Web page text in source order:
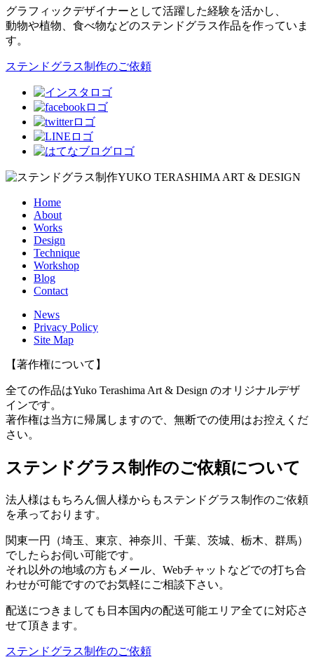
グラフィックデザイナーとして活躍した経験を活かし、
動物や植物、食べ物などのステンドグラス作品を作っていま
す。
ステンドグラス制作のご依頼
Home
About
Works
Design
Technique
Workshop
Blog
Contact
News
Privacy Policy
Site Map
【著作権について】
全ての作品はYuko Terashima Art & Design のオリジナルデザ
インです。
著作権は当方に帰属しますので、無断での使用はお控えくだ
さい。
ステンドグラス制作のご依頼について
法人様はもちろん個人様からもステンドグラス制作のご依頼
を承っております。
関東一円（埼玉、東京、神奈川、千葉、茨城、栃木、群馬）
でしたらお伺い可能です。
それ以外の地域の方もメール、Webチャットなどでの打ち合
わせが可能ですのでお気軽にご相談下さい。
配送につきましても日本国内の配送可能エリア全てに対応さ
せて頂きます。
ステンドグラス制作のご依頼